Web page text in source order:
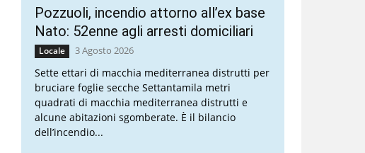
Pozzuoli, incendio attorno all’ex base
Nato: 52enne agli arresti domiciliari
Locale 3 Agosto 2026
Sette ettari di macchia mediterranea distrutti per
bruciare foglie secche Settantamila metri
quadrati di macchia mediterranea distrutti e
alcune abitazioni sgomberate. È il bilancio
dell’incendio...